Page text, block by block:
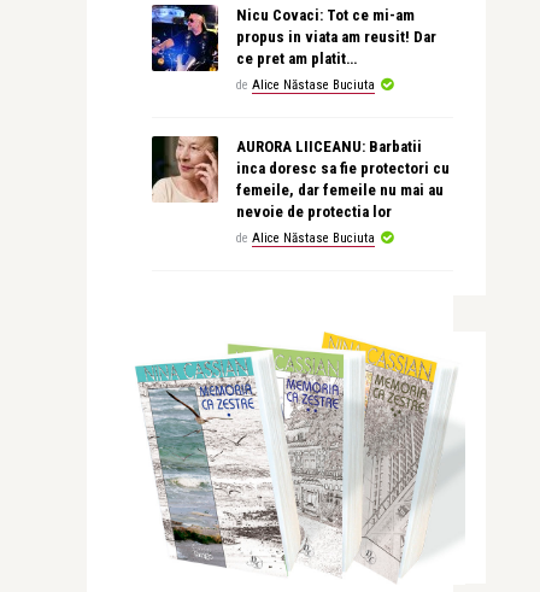
Nicu Covaci: Tot ce mi-am
propus in viata am reusit! Dar
ce pret am platit…
de Alice Năstase Buciuta
AURORA LIICEANU: Barbatii
inca doresc sa fie protectori cu
femeile, dar femeile nu mai au
nevoie de protectia lor
de Alice Năstase Buciuta